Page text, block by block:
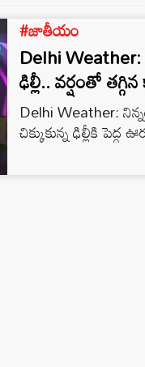
బెంబేలెత్తిపోయారు.
#జాతీయం
Delhi
ఢిల్లీ.. వర్షంతో
Delhi Weather:
చిక్కుకున్న ఢిల్లీకి
దేవుడు దీపావళికి